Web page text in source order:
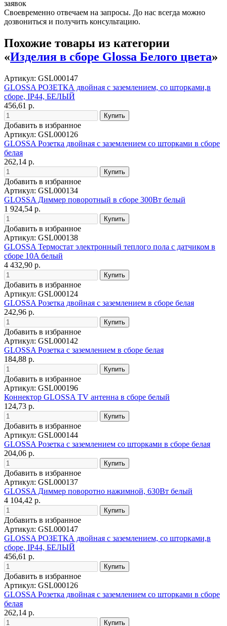
заявок
Своевременно отвечаем на запросы. До нас всегда можно
дозвониться и получить консультацию.
Похожие товары из категории
«Изделия в сборе Glossa Белого цвета»
Артикул: GSL000147
GLOSSA РОЗЕТКА двойная с заземлением, со шторками,в
сборе, IP44, БЕЛЫЙ
456,61 р.
Добавить в избранное
Артикул: GSL000126
GLOSSA Розетка двойная с заземлением со шторками в сборе
белая
262,14 р.
Добавить в избранное
Артикул: GSL000134
GLOSSA Диммер поворотный в сборе 300Вт белый
1 924,54 р.
Добавить в избранное
Артикул: GSL000138
GLOSSA Термостат электронный теплого пола с датчиком в
сборе 10A белый
4 432,90 р.
Добавить в избранное
Артикул: GSL000124
GLOSSA Розетка двойная с заземлением в сборе белая
242,96 р.
Добавить в избранное
Артикул: GSL000142
GLOSSA Розетка с заземлением в сборе белая
184,88 р.
Добавить в избранное
Артикул: GSL000196
Коннектор GLOSSA TV антенна в сборе белый
124,73 р.
Добавить в избранное
Артикул: GSL000144
GLOSSA Розетка с заземлением со шторками в сборе белая
204,06 р.
Добавить в избранное
Артикул: GSL000137
GLOSSA Диммер поворотно нажимной, 630Вт белый
4 104,42 р.
Добавить в избранное
Артикул: GSL000147
GLOSSA РОЗЕТКА двойная с заземлением, со шторками,в
сборе, IP44, БЕЛЫЙ
456,61 р.
Добавить в избранное
Артикул: GSL000126
GLOSSA Розетка двойная с заземлением со шторками в сборе
белая
262,14 р.